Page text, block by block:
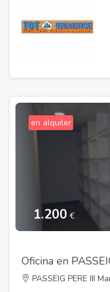
en alquiler
1.200 €
Oficina en
PASSEIG PERE III